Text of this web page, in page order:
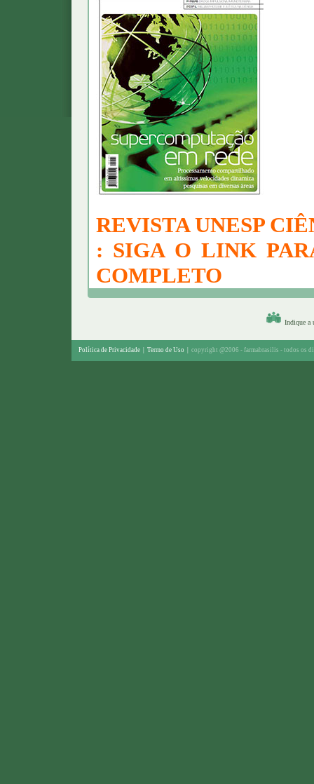
REVISTA UNESP
: SIGA O LINK
COMPLETO
Indique a
Política de Privacidade Termo de Uso copyright @2006 - farmabrasilis - todos os